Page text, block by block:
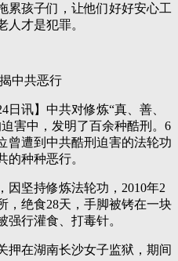
累孩子们，让他们好好安心工
人才是犯罪。
中共恶行
日讯】中共对修炼“真、善、
害中，发明了百余种酷刑。6
曾遭到中共酷刑迫害的法轮功
的种种恶行。
因坚持修炼法轮功，2010年2
，绝食28天，手脚被铐在一块
强行灌食、打毒针。
押在湖南长沙女子监狱，期间